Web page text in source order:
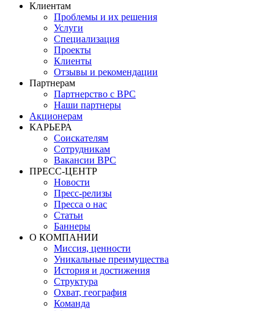
Клиентам
Проблемы и их решения
Услуги
Специализация
Проекты
Клиенты
Отзывы и рекомендации
Партнерам
Партнерство с BPC
Наши партнеры
Акционерам
КАРЬЕРА
Соискателям
Сотрудникам
Вакансии BPC
ПРЕСС-ЦЕНТР
Новости
Пресс-релизы
Пресса о нас
Статьи
Баннеры
О КОМПАНИИ
Миссия, ценности
Уникальные преимущества
История и достижения
Структура
Охват, география
Команда